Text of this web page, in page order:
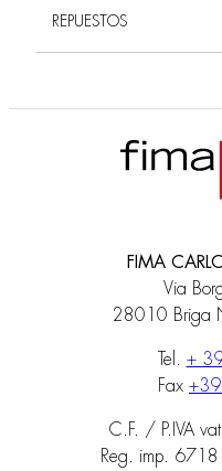
REPUESTOS
FIMA
Via
28010 Briga
Tel. +
Fax
C.F. / P.IVA
Reg. imp.